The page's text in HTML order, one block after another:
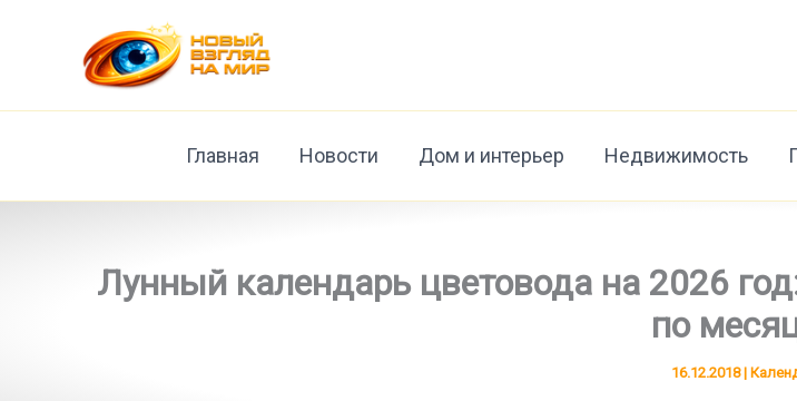
содержимому
Главная Новости Дом и интерьер Недвижимость
Лунный календарь цветовода на 2026
по
16.12.2018|